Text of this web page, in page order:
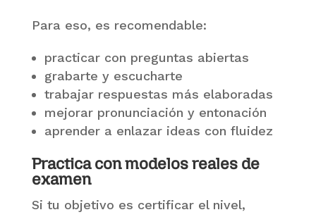
Para eso, es recomendable:
practicar con preguntas abiertas
grabarte y escucharte
trabajar respuestas más elaboradas
mejorar pronunciación y entonación
aprender a enlazar ideas con fluidez
Practica con modelos reales de
examen
Si tu objetivo es certificar el nivel,